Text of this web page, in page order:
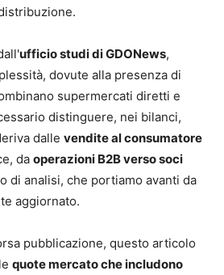
ufficio studi di GDONews,
dovute alla presenza di
supermercati diretti e
distinguere, nei bilanci,
dalle vendite al consumatore
da operazioni B2B verso soci
di analisi, che portiamo avanti da
aggiornato.
pubblicazione, questo articolo
quote mercato che includono